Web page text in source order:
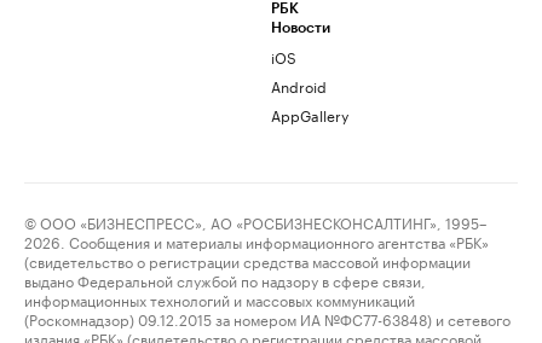
РБК
Новости
iOS
Android
AppGallery
© ООО «БИЗНЕСПРЕСС», АО «РОСБИЗНЕСКОНСАЛТИНГ», 1995–
2026. Сообщения и материалы информационного агентства «РБК»
(свидетельство о регистрации средства массовой информации
выдано Федеральной службой по надзору в сфере связи,
информационных технологий и массовых коммуникаций
(Роскомнадзор) 09.12.2015 за номером ИА №ФС77-63848) и сетевого
издания «РБК» (свидетельство о регистрации средства массовой